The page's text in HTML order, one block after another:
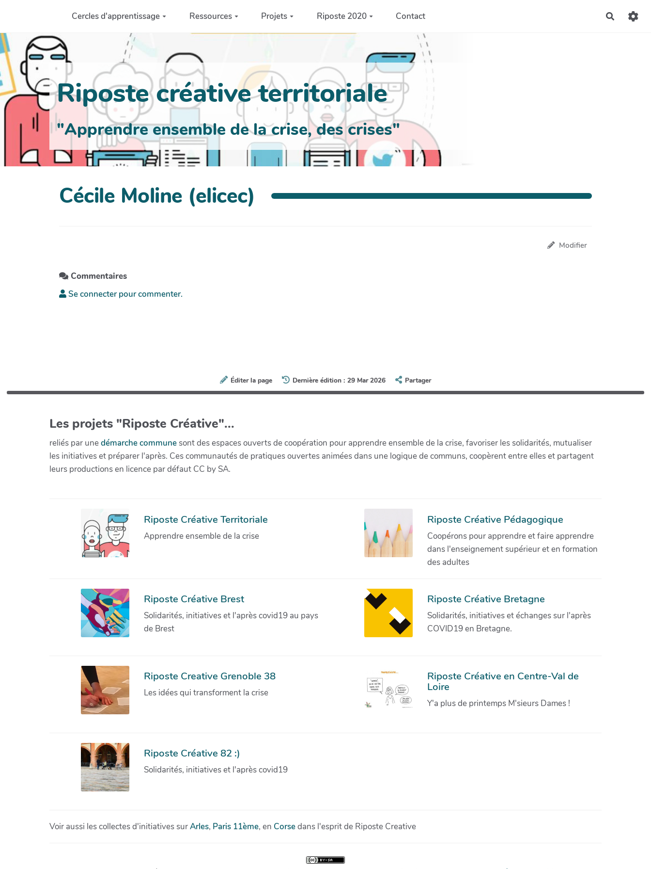
Aller au contenu principalCercles d'apprentissage Ressources Projets Riposte 2020 Contact
Riposte créative territoriale
"Apprendre ensemble de la crise, des crises"
Cécile Moline (elicec)
Modifier
Commentaires
Se connecter pour commenter.
Éditer la page Dernière édition : 29 Mar 2026 Partager
Les projets "Riposte Créative"...
reliés par unedémarche communesont des espaces ouverts de coopération pour apprendre ensemble de la crise, favoriser les solidarités, mutualiser
les initiatives et préparer l'après. Ces communautés de pratiques ouvertes animées dans une logique de communs, coopèrent entre elles et partagent
leurs productions en licence par défaut CC by SA.
Riposte Créative Territoriale
Apprendre ensemble de la crise
Riposte Créative Pédagogique
Coopérons pour apprendre et faire apprendre
dans l'enseignement supérieur et en formation
des adultes
Riposte Créative Brest
Solidarités, initiatives et l'après covid19 au pays
de Brest
Riposte Créative Bretagne
Solidarités, initiatives et échanges sur l'après
COVID19 en Bretagne.
Riposte Creative Grenoble 38
Les idées qui transforment la crise
Riposte Créative en Centre-Val de
Loire
Y'a plus de printemps M'sieurs Dames !
Riposte Créative 82 :)
Solidarités, initiatives et l'après covid19
Voir aussi les collectes d'initiatives surArles, Paris 11ème, en Corsedans l'esprit de Riposte Creative